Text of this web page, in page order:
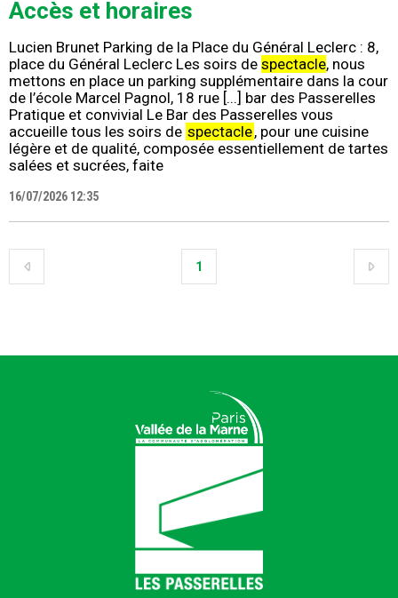
Accès et horaires
Lucien Brunet Parking de la Place du Général Leclerc : 8,
place du Général Leclerc Les soirs de spectacle, nous
mettons en place un parking supplémentaire dans la cour
de l’école Marcel Pagnol, 18 rue [...] bar des Passerelles
Pratique et convivial Le Bar des Passerelles vous
accueille tous les soirs de spectacle, pour une cuisine
légère et de qualité, composée essentiellement de tartes
salées et sucrées, faite
16/07/2026 12:35
1